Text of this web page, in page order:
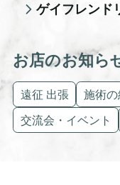
ゲイフレンド
お店のお知ら
遠征 出張 施術
交流会・イベント